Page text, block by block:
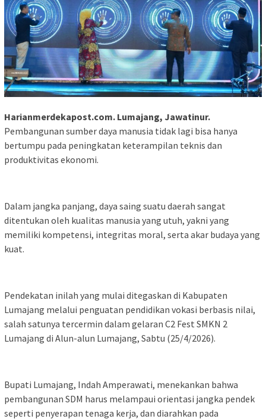
Harianmerdekapost.com. Lumajang, Jawatinur.
Pembangunan sumber daya manusia tidak lagi bisa hanya
bertumpu pada peningkatan keterampilan teknis dan
produktivitas ekonomi.
Dalam jangka panjang, daya saing suatu daerah sangat
ditentukan oleh kualitas manusia yang utuh, yakni yang
memiliki kompetensi, integritas moral, serta akar budaya yang
kuat.
Pendekatan inilah yang mulai ditegaskan di Kabupaten
Lumajang melalui penguatan pendidikan vokasi berbasis nilai,
salah satunya tercermin dalam gelaran C2 Fest SMKN 2
Lumajang di Alun-alun Lumajang, Sabtu (25/4/2026).
Bupati Lumajang, Indah Amperawati, menekankan bahwa
pembangunan SDM harus melampaui orientasi jangka pendek
seperti penyerapan tenaga kerja, dan diarahkan pada